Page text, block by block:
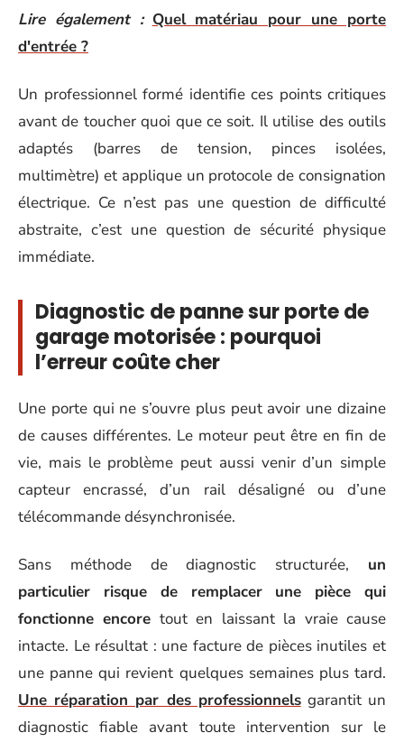
Lire également : Quel matériau pour une porte
d'entrée ?
Un professionnel formé identifie ces points critiques
avant de toucher quoi que ce soit. Il utilise des outils
adaptés (barres de tension, pinces isolées,
multimètre) et applique un protocole de consignation
électrique. Ce n’est pas une question de difficulté
abstraite, c’est une question de sécurité physique
immédiate.
Diagnostic de panne sur porte de
garage motorisée : pourquoi
l’erreur coûte cher
Une porte qui ne s’ouvre plus peut avoir une dizaine
de causes différentes. Le moteur peut être en fin de
vie, mais le problème peut aussi venir d’un simple
capteur encrassé, d’un rail désaligné ou d’une
télécommande désynchronisée.
Sans méthode de diagnostic structurée, un
particulier risque de remplacer une pièce qui
fonctionne encore tout en laissant la vraie cause
intacte. Le résultat : une facture de pièces inutiles et
une panne qui revient quelques semaines plus tard.
Une réparation par des professionnelsgarantit un
diagnostic fiable avant toute intervention sur le